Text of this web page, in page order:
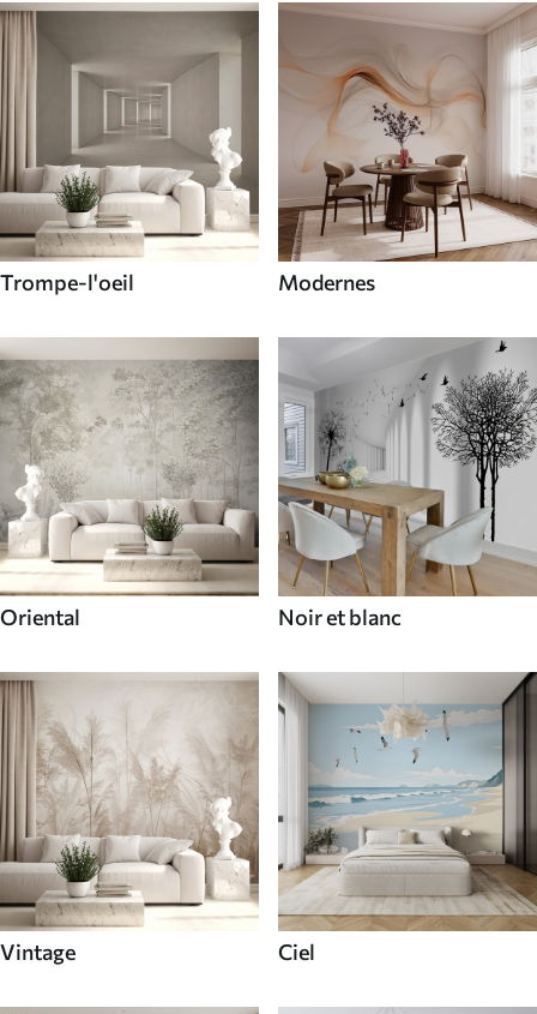
Trompe-l'oeil Modernes
Oriental Noir et blanc
Vintage Ciel